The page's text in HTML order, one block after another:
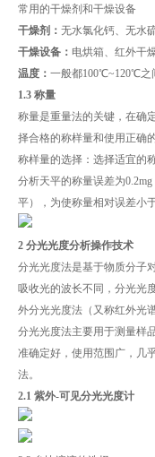
常用的干燥剂和干燥设备
干燥剂： 无水氯化钙、无水
干燥设备： 电烘箱、红外干
温度： 一般都100℃~120℃之
1.3 称量
称量是重量法的关键，在确
择合格的称样量和使用正确
称样量的选择：选择适宜的
分析天平的称量误差为
平），为使称量相对误差小
2 分光光度分析操作技术
分光光度法是基于物质分子
吸收光的波长不同，分光光
外分光光度法（又称红外光谱
分光光度法主要用于测量样
准确定好，使用范围广，几
法。
2.1 紫外-可见分光光度计